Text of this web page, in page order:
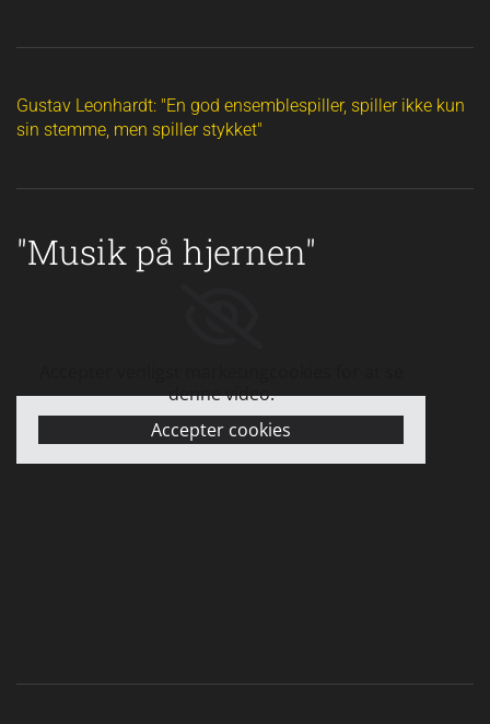
Gustav Leonhardt: "En god ensemblespiller, spiller ikke kun
sin stemme, men spiller stykket"
"Musik på hjernen"
denne video.
Accepter cookies